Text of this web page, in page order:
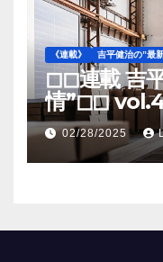
《連載》 吉平健治の”最
◻︎◻︎連載 吉
情”◻︎◻︎ vol.4
する米国製
02/28/2025